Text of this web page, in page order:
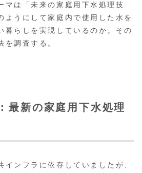
マは「未来の家庭用下水処理技
ようにして家庭内で使用した水を
暮らしを実現しているのか。その
を調査する。
最新の家庭用下水処理
インフラに依存していましたが、